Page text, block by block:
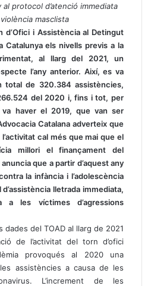
protocol d’atenció immediata
masclista
d’Ofici i Assistència al Detingut
Catalunya els nivells previs a la
al llarg del 2021, un
l’any anterior. Així, es va
total de 320.384 assistències,
del 2020 i, fins i tot, per
haver el 2019, que van ser
Catalana adverteix que
cal més que mai que el
millori el finançament del
que a partir d’aquest any
la infància i l’adolescència
lletrada immediata,
les víctimes d’agressions
dades del TOAD al llarg de 2021
de l’activitat del torn d’ofici
provoqués al 2020 una
assistències a causa de les
L’increment de les